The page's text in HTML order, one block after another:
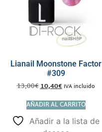
Lianail Moonstone Factor
#309
13,00€10,40€ IVA incluido
AÑADIR AL CARRITO
Añadir a la lista de